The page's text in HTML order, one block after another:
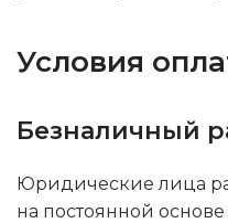
Условия
Безналичный
Юридические лица
на постоянной